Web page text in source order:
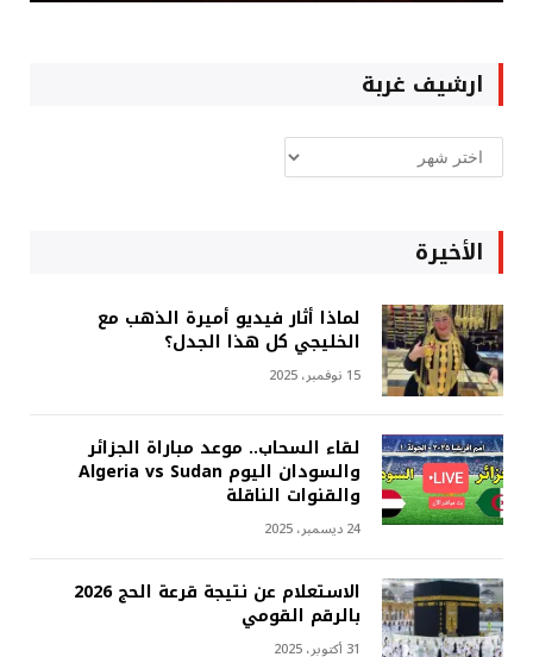
ارشيف غربة
ارشيف
غربة
الأخيرة
لماذا أثار فيديو أميرة الذهب مع
الخليجي كل هذا الجدل؟
15 نوفمبر، 2025
لقاء السحاب.. موعد مباراة الجزائر
والسودان اليوم Algeria vs Sudan
والقنوات الناقلة
24 ديسمبر، 2025
الاستعلام عن نتيجة قرعة الحج 2026
بالرقم القومي
31 أكتوبر، 2025